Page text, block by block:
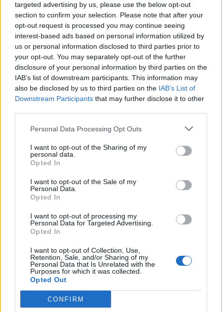
targeted advertising by us, please use the below opt-out
section to confirm your selection. Please note that after your
opt-out request is processed you may continue seeing
interest-based ads based on personal information utilized by
us or personal information disclosed to third parties prior to
your opt-out. You may separately opt-out of the further
disclosure of your personal information by third parties on the
IAB’s list of downstream participants. This information may
also be disclosed by us to third parties on the IAB’s List of
Downstream Participants that may further disclose it to other
Personal Data Processing Opt Outs
I want to opt-out of the Sharing of my
personal data.
Opted In
I want to opt-out of the Sale of my
Personal Data.
Opted In
I want to opt-out of processing my
Personal Data for Targeted Advertising.
Opted In
I want to opt-out of Collection, Use,
Retention, Sale, and/or Sharing of my
Personal Data that Is Unrelated with the
Purposes for which it was collected.
Opted Out
CONFIRM
possível vermos, com detalhe, cenas de coragem, de
humor, de desalento, de triunfo, de desespero, da
camaradagem, de puro sofrimento, acidentes mais
ou menos graves, falhas mecânicas (muitas)… e que
mesmo com tantos obstáculos é possível seguir em
frente! Uma verdadeira lição de vida!
O sucesso foi de tal ordem que após o final desta
volta ao mundo em 115 diasas viagens de aventura
em moto nunca mais foram o mesmo e os dois
pelo mundo fora:Long Way Down(2007),
Long Way
(2019) são dois bons exemplos, mas foi a
primeira que fica pelo caráter inovador e por ser a
pioneira.